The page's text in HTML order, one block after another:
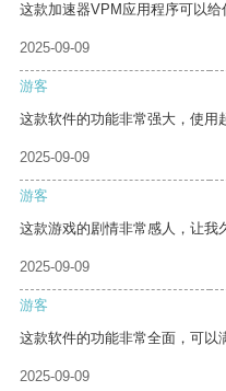
这款加速器VPM应用程序可以给
2025-09-09
游客
这款软件的功能非常强大，使用
2025-09-09
游客
这款游戏的剧情非常感人，让我
2025-09-09
游客
这款软件的功能非常全面，可以
2025-09-09